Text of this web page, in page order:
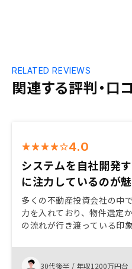
関連する評判・口
RELATED REVIEWS
4.0
システムを自社開発
に注力しているのが
多くの不動産投資会社の中
力を入れており、物件選定
の流れが行き渡っている印
業界独特の不透明さを可能
システムも自社開発という
感じました。 確立している
30代後半 / 年収1200万円台